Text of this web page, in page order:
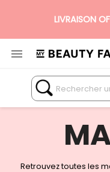
LIVRAISON
N°1 DES BOX

Retrouvez toutes les